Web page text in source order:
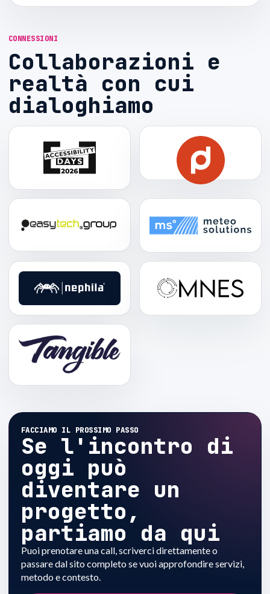
CONNESSIONI
Collaborazioni e
realtà con cui
dialoghiamo
FACCIAMO IL PROSSIMO PASSO
Se l'incontro di
oggi può
diventare un
progetto,
partiamo da qui
Puoi prenotare una call, scriverci direttamente o
passare dal sito completo se vuoi approfondire servizi,
metodo e contesto.